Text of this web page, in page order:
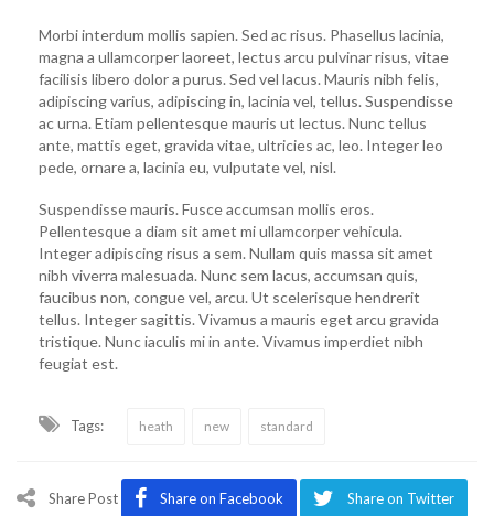
Morbi interdum mollis sapien. Sed ac risus. Phasellus lacinia,
magna a ullamcorper laoreet, lectus arcu pulvinar risus, vitae
facilisis libero dolor a purus. Sed vel lacus. Mauris nibh felis,
adipiscing varius, adipiscing in, lacinia vel, tellus. Suspendisse
ac urna. Etiam pellentesque mauris ut lectus. Nunc tellus
ante, mattis eget, gravida vitae, ultricies ac, leo. Integer leo
pede, ornare a, lacinia eu, vulputate vel, nisl.
Suspendisse mauris. Fusce accumsan mollis eros.
Pellentesque a diam sit amet mi ullamcorper vehicula.
Integer adipiscing risus a sem. Nullam quis massa sit amet
nibh viverra malesuada. Nunc sem lacus, accumsan quis,
faucibus non, congue vel, arcu. Ut scelerisque hendrerit
tellus. Integer sagittis. Vivamus a mauris eget arcu gravida
tristique. Nunc iaculis mi in ante. Vivamus imperdiet nibh
feugiat est.
Tags: heath new standard
Share Post Share on Facebook Share on Twitter